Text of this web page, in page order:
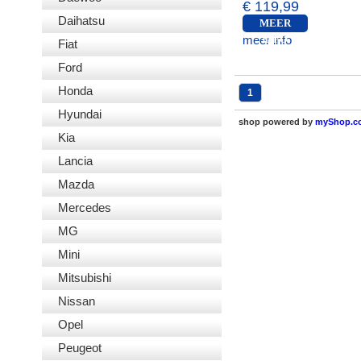
Daihatsu
Fiat
Ford
Honda
Hyundai
Kia
Lancia
Mazda
Mercedes
MG
Mini
Mitsubishi
Nissan
Opel
Peugeot
€ 119,99
MEER
INFO
meer info
1
shop powered by